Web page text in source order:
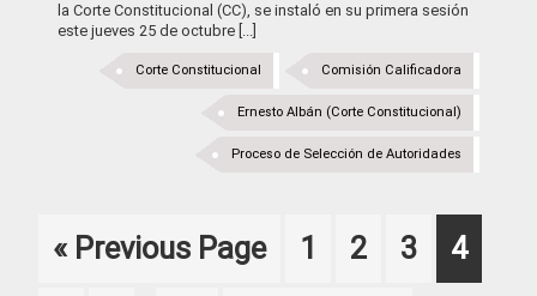
la Corte Constitucional (CC), se instaló en su primera sesión
este jueves 25 de octubre [...]
Comisión Calificadora
Corte Constitucional
Ernesto Albán (Corte Constitucional)
Proceso de Selección de Autoridades
« Go
Previous Page Page
1 Page
2 Page
3 Page
4